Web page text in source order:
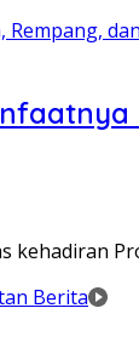
kehadiran